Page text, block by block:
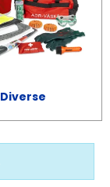
Diverse